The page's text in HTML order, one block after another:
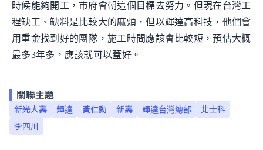
時候能夠開工，市府會朝這個目標去努力。但現在台灣工
程缺工、缺料是比較大的麻煩，但以輝達高科技，他們會
用重金找到好的團隊，施工時間應該會比較短，預估大概
最多3年多，應該就可以蓋好。
關聯主題
新光人壽 輝達 黃仁勳 新壽 輝達台灣總部
北士科
李四川